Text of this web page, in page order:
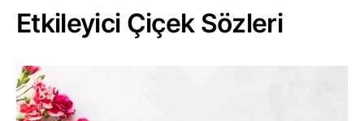
Etkileyici Çiçek Sözleri